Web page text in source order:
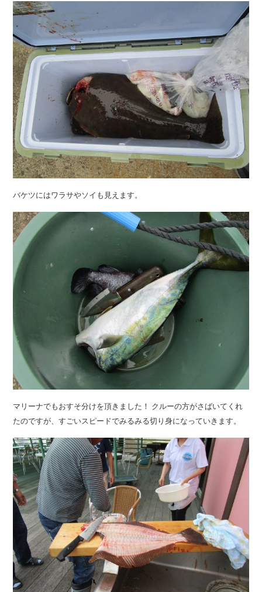
バケツにはワラサやソイも見えます。
マリーナでもおすそ分けを頂きました！ クルーの方がさばいてくれ
たのですが、すごいスピードでみるみる切り身になっていきます。